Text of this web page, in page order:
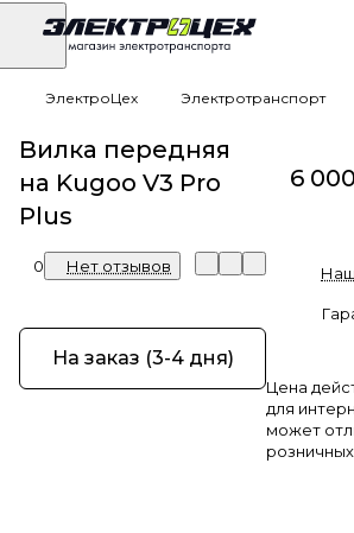
ЭлектроЦех Электротранспорт
Вилка передняя
на Kugoo V3 Pro
Plus
0 Нет отзывов
На заказ (3-4 дня)
6
Цена
для
может